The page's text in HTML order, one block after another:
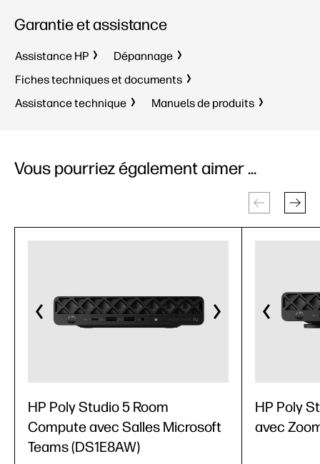
Garantie et assistance
Assistance HP
Dépannage
Fiches techniques et documents
Assistance technique
Manuels de produits
Vous pourriez également aimer ...
HP Poly Studio 5 Room
Compute avec Salles Microsoft
Teams (DS1E8AW)
HP Poly
avec